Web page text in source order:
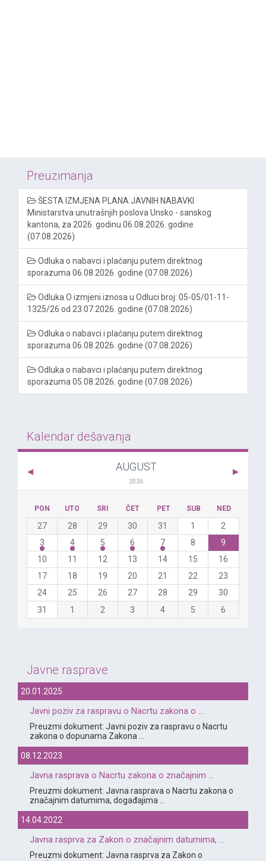
Preuzimanja
ŠESTA IZMJENA PLANA JAVNIH NABAVKI
Ministarstva unutrašnjih poslova Unsko - sanskog
kantona, za 2026. godinu 06.08.2026. godine
(07.08.2026)
Odluka o nabavci i plaćanju putem direktnog
sporazuma 06.08.2026. godine (07.08.2026)
Odluka O izmjeni iznosa u Odluci broj: 05-05/01-11-
1325/26 od 23.07.2026. godine (07.08.2026)
Odluka o nabavci i plaćanju putem direktnog
sporazuma 06.08.2026. godine (07.08.2026)
Odluka o nabavci i plaćanju putem direktnog
sporazuma 05.08.2026. godine (07.08.2026)
Kalendar dešavanja
AUGUST
2026
PON UTO SRI ČET PET SUB NED
27 28 29 30 31 1
2
3
4 5 6 7 8
9
10
11 12 13 14 15
16
17
18 19 20 21 22
23
24
25 26 27 28 29
30
31
1 2 3 4 5 6
Javne rasprave
20.01.2025
Javni poziv za raspravu o Nacrtu zakona o ...
Preuzmi dokument: Javni poziv za raspravu o Nacrtu
zakona o dopunama Zakona ...
08.12.2023
Javna rasprava o Nacrtu zakona o značajnim ...
Preuzmi dokument: Javna rasprava o Nacrtu zakona o
značajnim datumima, događajima ...
14.04.2022
Javna rasprva za Zakon o značajnim datumima, ...
Preuzmi dokument: Javna rasprva za Zakon o